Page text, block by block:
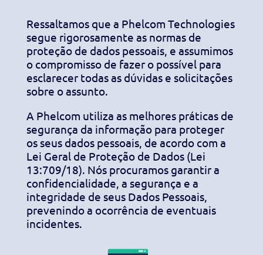
Ressaltamos que a Phelcom Technologies
segue rigorosamente as normas de
proteção de dados pessoais, e assumimos
o compromisso de fazer o possível para
esclarecer todas as dúvidas e solicitações
sobre o assunto.
A Phelcom utiliza as melhores práticas de
segurança da informação para proteger
os seus dados pessoais, de acordo com a
Lei Geral de Proteção de Dados (Lei
13:709/18). Nós procuramos garantir a
confidencialidade, a segurança e a
integridade de seus Dados Pessoais,
prevenindo a ocorrência de eventuais
incidentes.